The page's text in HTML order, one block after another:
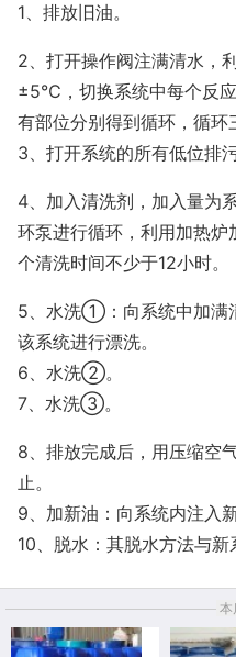
1、排放旧油。
2、打开操作阀注满清水
±5℃，切换系统中每个反
有部位分别得到循环，循环
3、打开系统的所有低位排
4、加入清洗剂，加入量为
环泵进行循环，利用加热
个清洗时间不少于12小时。
5、水洗①：向系统中加满
该系统进行漂洗。
6、水洗②。
7、水洗③。
8、排放完成后，用压缩空
止。
9、加新油：向系统内注入新
10、脱水：其脱水方法与新
本